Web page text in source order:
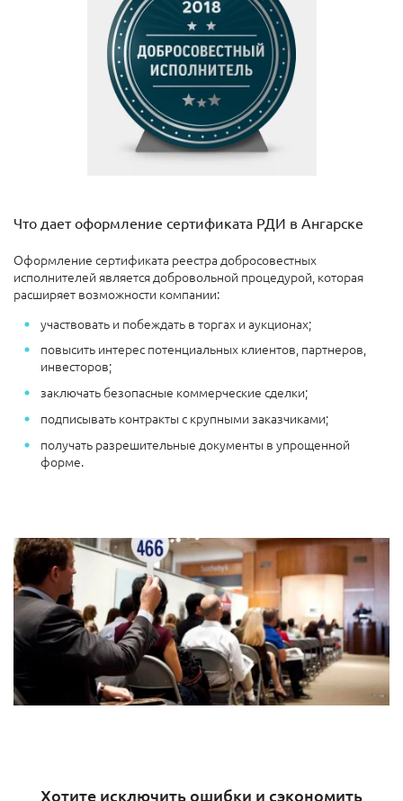
Что дает оформление сертификата РДИ в Ангарске
Оформление сертификата реестра добросовестных
исполнителей является добровольной процедурой, которая
расширяет возможности компании:
участвовать и побеждать в торгах и аукционах;
повысить интерес потенциальных клиентов, партнеров,
инвесторов;
заключать безопасные коммерческие сделки;
подписывать контракты с крупными заказчиками;
получать разрешительные документы в упрощенной
форме.
Хотите исключить ошибки и сэкономить